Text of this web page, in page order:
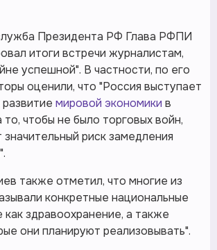
Президента РФ Глава РФПИ
итоги встречи журналистам,
успешной". В частности, по его
оценили, что "Россия выступает
мировой экономики в
чтобы не было торговых войн,
риск замедления
также отметил, что многие из
конкретные национальные
как здравоохранение, а также
они планируют реализовывать".